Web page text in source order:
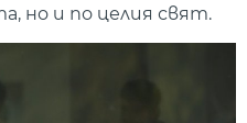
но и по целия свят.